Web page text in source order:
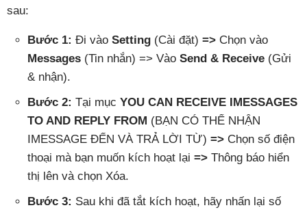
sau:
Bước 1: Đi vào Setting (Cài đặt) => Chọn vào
Messages (Tin nhắn) => Vào Send & Receive (Gửi
& nhận).
Bước 2: Tại mục YOU CAN RECEIVE IMESSAGES
TO AND REPLY FROM (BẠN CÓ THỂ NHẬN
IMESSAGE ĐẾN VÀ TRẢ LỜI TỪ) => Chọn số điện
thoại mà bạn muốn kích hoạt lại => Thông báo hiển
thị lên và chọn Xóa.
Bước 3: Sau khi đã tắt kích hoạt, hãy nhấn lại số